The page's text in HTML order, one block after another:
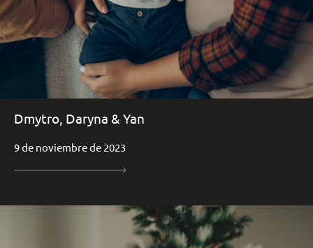
Dmytro, Daryna & Yan
9 de noviembre de 2023